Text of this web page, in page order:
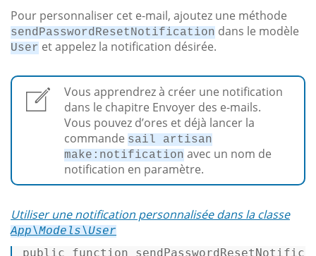
Pour personnaliser cet e-mail, ajoutez une méthode
sendPasswordResetNotification dans le modèle
User et appelez la notification désirée.
Vous apprendrez à créer une notification
dans le chapitre Envoyer des e-mails.
Vous pouvez d’ores et déjà lancer la
commande sail artisan
make:notification avec un nom de
notification en paramètre.
Utiliser une notification personnalisée dans la classe
App\Models\User
public function